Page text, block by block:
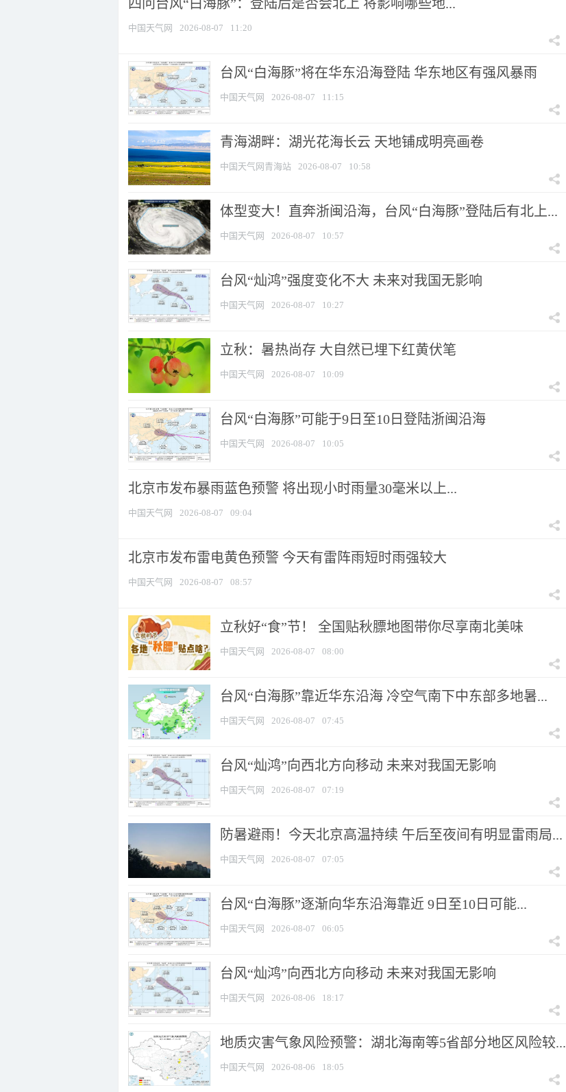
四问台风“白海豚”：登陆后是否会北上 将影响哪些地...
中国天气网 2026-08-07 11:20
台风“白海豚”将在华东沿海登陆 华东地区有强风暴雨
中国天气网 2026-08-07 11:15
青海湖畔：湖光花海长云 天地铺成明亮画卷
中国天气网青海站 2026-08-07 10:58
体型变大！直奔浙闽沿海，台风“白海豚”登陆后有北上...
中国天气网 2026-08-07 10:57
台风“灿鸿”强度变化不大 未来对我国无影响
中国天气网 2026-08-07 10:27
立秋：暑热尚存 大自然已埋下红黄伏笔
中国天气网 2026-08-07 10:09
台风“白海豚”可能于9日至10日登陆浙闽沿海
中国天气网 2026-08-07 10:05
北京市发布暴雨蓝色预警 将出现小时雨量30毫米以上...
中国天气网 2026-08-07 09:04
北京市发布雷电黄色预警 今天有雷阵雨短时雨强较大
中国天气网 2026-08-07 08:57
立秋好“食”节！ 全国贴秋膘地图带你尽享南北美味
中国天气网 2026-08-07 08:00
台风“白海豚”靠近华东沿海 冷空气南下中东部多地暑...
中国天气网 2026-08-07 07:45
台风“灿鸿”向西北方向移动 未来对我国无影响
中国天气网 2026-08-07 07:19
防暑避雨！今天北京高温持续 午后至夜间有明显雷雨局...
中国天气网 2026-08-07 07:05
台风“白海豚”逐渐向华东沿海靠近 9日至10日可能...
中国天气网 2026-08-07 06:05
台风“灿鸿”向西北方向移动 未来对我国无影响
中国天气网 2026-08-06 18:17
地质灾害气象风险预警：湖北海南等5省部分地区风险较...
中国天气网 2026-08-06 18:05